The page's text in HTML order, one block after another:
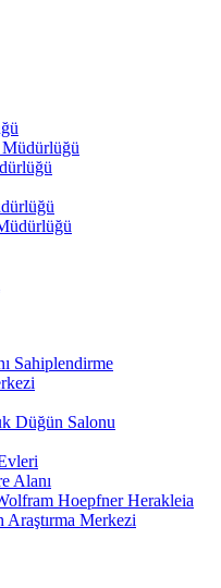
Sahiplendirme
Düğün Salonu
Alanı
Hoepfner Herakleia
Araştırma Merkezi